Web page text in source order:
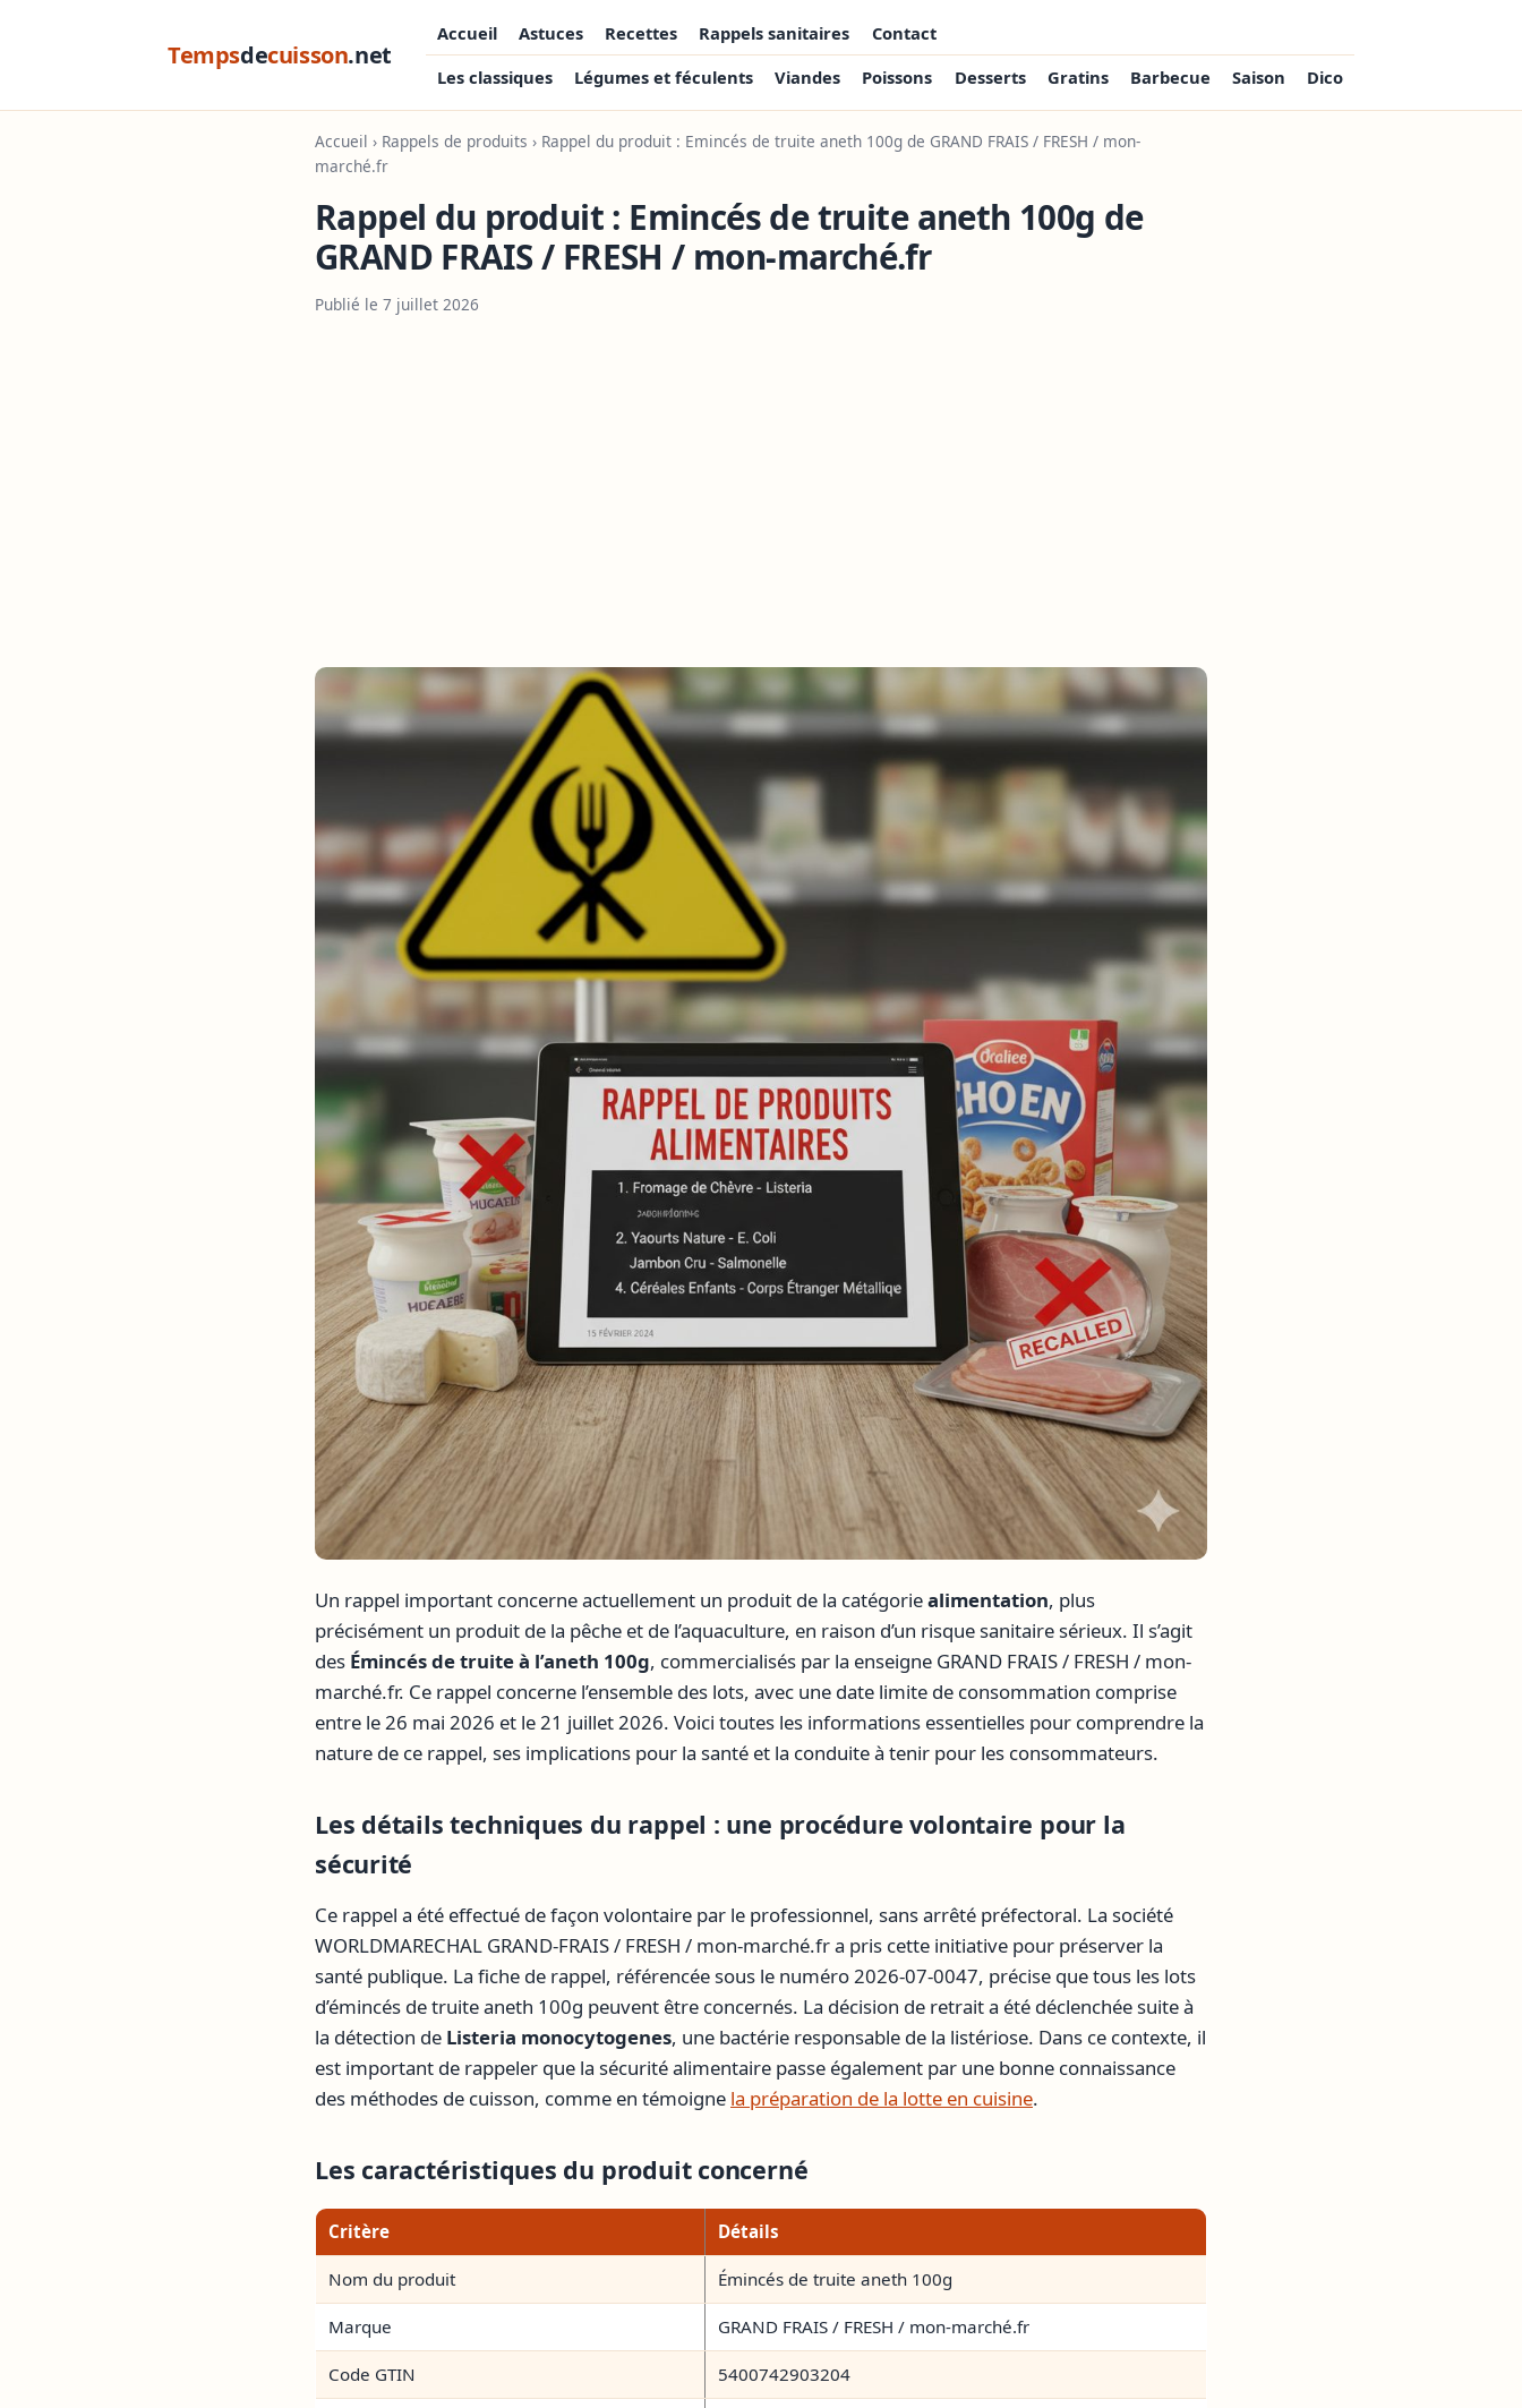
Tempsdecuisson.net
Accueil Astuces Recettes Rappels sanitaires
Contact
Les classiques
Légumes et féculents Viandes Poissons Desserts Gratins Barbecue Saison Dico
Accueil › Rappels de produits › Rappel du produit : Emincés de truite aneth 100g de GRAND FRAIS / FRESH / mon-
marché.fr
Rappel du produit : Emincés de truite aneth 100g de
GRAND FRAIS / FRESH / mon-marché.fr
Publié le 7 juillet 2026
Un rappel important concerne actuellement un produit de la catégoriealimentation, plus
précisément un produit de la pêche et de l’aquaculture, en raison d’un risque sanitaire sérieux. Il s’agit
des Émincés de truite à l’aneth 100g, commercialisés par la enseigne GRAND FRAIS / FRESH / mon-
marché.fr. Ce rappel concerne l’ensemble des lots, avec une date limite de consommation comprise
entre le 26 mai 2026 et le 21 juillet 2026. Voici toutes les informations essentielles pour comprendre la
nature de ce rappel, ses implications pour la santé et la conduite à tenir pour les consommateurs.
Les détails techniques du rappel : une procédure volontaire pour la
sécurité
Ce rappel a été effectué de façon volontaire par le professionnel, sans arrêté préfectoral. La société
WORLDMARECHAL GRAND-FRAIS / FRESH / mon-marché.fr a pris cette initiative pour préserver la
santé publique. La fiche de rappel, référencée sous le numéro 2026-07-0047, précise que tous les lots
d’émincés de truite aneth 100g peuvent être concernés. La décision de retrait a été déclenchée suite à
la détection de Listeria monocytogenes, une bactérie responsable de la listériose. Dans ce contexte, il
est important de rappeler que la sécurité alimentaire passe également par une bonne connaissance
des méthodes de cuisson, comme en témoigne la préparation de la lotte en cuisine.
Les caractéristiques du produit concerné
Critère Détails
Nom du produit Émincés de truite aneth 100g
Marque GRAND FRAIS / FRESH / mon-marché.fr
Code GTIN 5400742903204